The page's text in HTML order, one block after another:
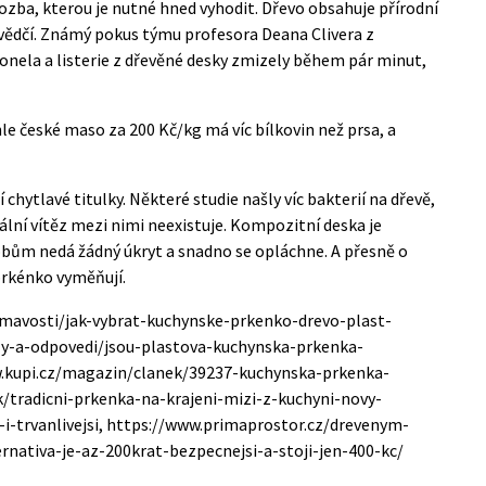
kterou je nutné hned vyhodit. Dřevo obsahuje přírodní
Známý pokus týmu profesora Deana Clivera z
a listerie z dřevěné desky zmizely během pár minut,
české maso za 200 Kč/kg má víc bílkovin než prsa, a
chytlavé titulky. Některé studie našly víc bakterií na dřevě,
vítěz mezi nimi neexistuje. Kompozitní deska je
nedá žádný úkryt a snadno se opláchne. A přesně o
vyměňují.
jak-vybrat-kuchynske-prkenko-drevo-plast-
a-odpovedi/jsou-plastova-kuchynska-prkenka-
magazin/clanek/39237-kuchynska-prkenka-
prkenka-na-krajeni-mizi-z-kuchyni-novy-
trvanlivejsi, https://www.primaprostor.cz/drevenym-
je-az-200krat-bezpecnejsi-a-stoji-jen-400-kc/